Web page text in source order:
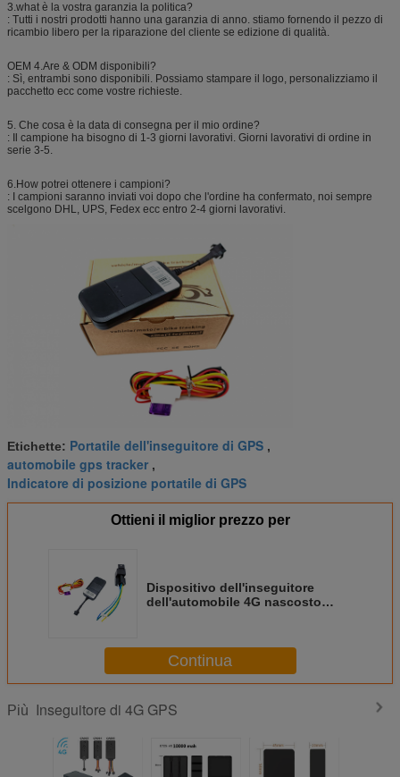
3.what è la vostra garanzia la politica?
: Tutti i nostri prodotti hanno una garanzia di anno. stiamo fornendo il pezzo di
ricambio libero per la riparazione del cliente se edizione di qualità.
OEM 4.Are & ODM disponibili?
: Sì, entrambi sono disponibili. Possiamo stampare il logo, personalizziamo il
pacchetto ecc come vostre richieste.
5. Che cosa è la data di consegna per il mio ordine?
: Il campione ha bisogno di 1-3 giorni lavorativi. Giorni lavorativi di ordine in
serie 3-5.
6.How potrei ottenere i campioni?
: I campioni saranno inviati voi dopo che l'ordine ha confermato, noi sempre
scelgono DHL, UPS, Fedex ecc entro 2-4 giorni lavorativi.
Etichette: Portatile dell'inseguitore di GPS ,
automobile gps tracker ,
Indicatore di posizione portatile di GPS
Ottieni il miglior prezzo per
Dispositivo dell'inseguitore
dell'automobile 4G nascosto
Continua
Più Inseguitore di 4G GPS